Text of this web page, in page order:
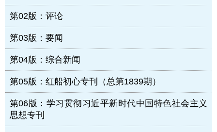
第02版：评论
第03版：要闻
第04版：综合新闻
第05版：红船初心专刊（总第1839期）
第06版：学习贯彻习近平新时代中国特色社会主义
思想专刊